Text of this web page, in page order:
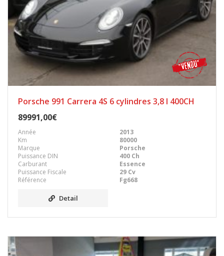
Porsche 991 Carrera 4S 6 cylindres 3,8 l 400CH
89991,00€
Année
2013
Km
80000
Marque
Porsche
Puissance DIN
400 Ch
Carburant
Essence
Puissance Fiscale
29 Cv
Référence
Fg668
Detail